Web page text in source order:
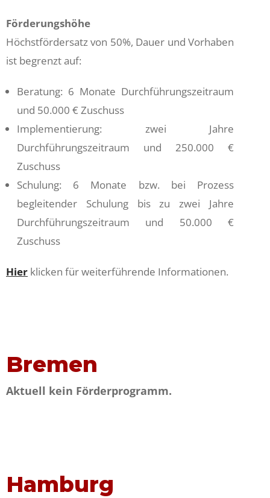
Förderungshöhe
Höchstfördersatz von 50%, Dauer und Vorhaben
ist begrenzt auf:
Beratung: 6 Monate Durchführungszeitraum
und 50.000 € Zuschuss
Implementierung: zwei Jahre
Durchführungszeitraum und 250.000 €
Zuschuss
Schulung: 6 Monate bzw. bei Prozess
begleitender Schulung bis zu zwei Jahre
Durchführungszeitraum und 50.000 €
Zuschuss
Hier klicken für weiterführende Informationen.
Bremen
Aktuell kein Förderprogramm.
Hamburg